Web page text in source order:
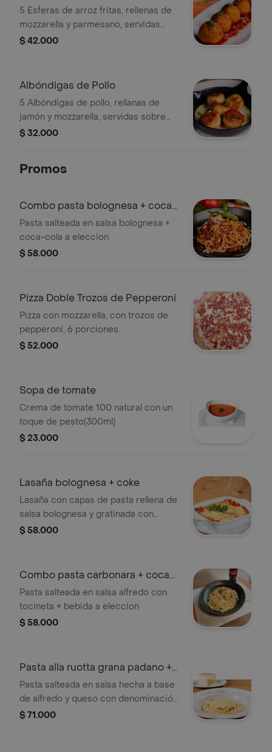
5 Esferas de arroz fritas, rellenas de
mozzarella y parmesano, servidas
sobre salsa napolitana y doradas con
$ 42.000
Albóndigas de Pollo
5 Albóndigas de pollo, rellanas de
jamón y mozzarella, servidas sobre
salsa 4 quesos.
$ 32.000
Promos
Combo pasta bolognesa + coca-
cola
Pasta salteada en salsa bolognesa +
coca-cola a eleccion
$ 58.000
Pizza Doble Trozos de Pepperoni
Pizza con mozzarella, con trozos de
pepperoni, 6 porciones.
$ 52.000
Sopa de tomate
Crema de tomate 100 natural con un
toque de pesto(300ml)
$ 23.000
Lasaña bolognesa + coke
Lasaña con capas de pasta rellena de
salsa bolognesa y gratinada con
queso mozzarella, la porción es
$ 58.000
Combo pasta carbonara + coca
cola
Pasta salteada en salsa alfredo con
tocineta + bebida a eleccion
$ 58.000
Pasta alla ruotta grana padano +
coke
Pasta salteada en salsa hecha a base
de alfredo y queso con denominación
de origen grana padano + elige tu
$ 71.000